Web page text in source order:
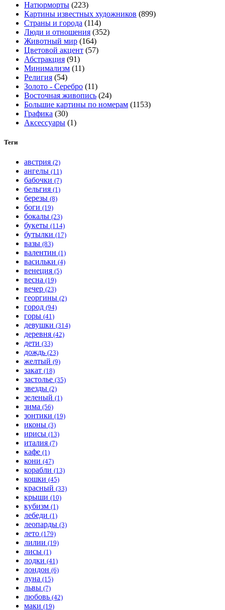
выбрать
на
странице
товара.
Натюрморты (223)
Картины известных художников (899)
Страны и города (114)
Люди и отношения (352)
Животный мир (164)
Цветовой акцент (57)
Абстракция (91)
Минимализм (11)
Религия (54)
Золото - Серебро (11)
Восточная живопись (24)
Большие картины по номерам (1153)
Графика (30)
Аксессуары (1)
Теги
австрия (2)
ангелы (11)
бабочки (7)
бельгия (1)
березы (8)
боги (19)
бокалы (23)
букеты (114)
бутылки (17)
вазы (83)
валентин (1)
васильки (4)
венеция (5)
весна (19)
вечер (23)
георгины (2)
город (94)
горы (41)
девушки (314)
деревня (42)
дети (33)
дождь (23)
желтый (9)
закат (18)
застолье (35)
звезды (2)
зеленый (1)
зима (56)
зонтики (19)
иконы (3)
ирисы (13)
италия (7)
кафе (1)
кони (47)
корабли (13)
кошки (45)
красный (33)
крыши (10)
кубизм (1)
лебеди (1)
леопарды (3)
лето (179)
лилии (19)
лисы (1)
лодки (41)
лондон (6)
луна (15)
львы (7)
любовь (42)
маки (19)